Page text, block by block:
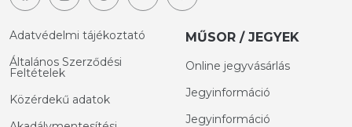
Adatvédelmi tájékoztató
Általános Szerződési
Feltételek
Közérdekű adatok
MŰSOR / JEGYEK
Online jegyvásárlás
Jegyinformáció
Jegyinformáció